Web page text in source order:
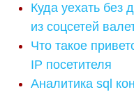
Куда уехать без
из соцсетей
Что такое
IP посетителя
Аналитика sql